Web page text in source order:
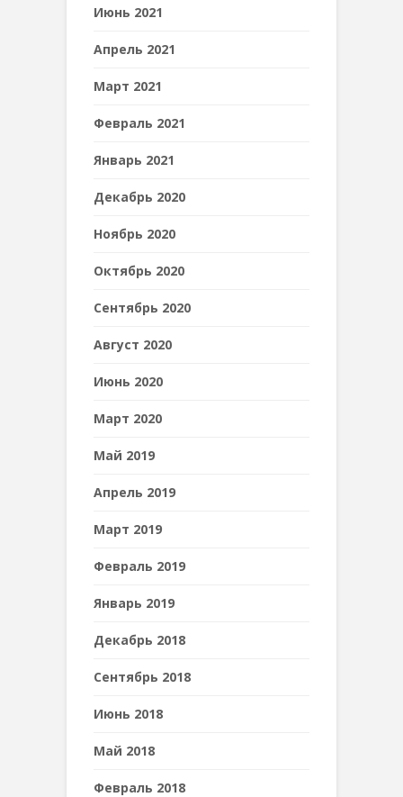
Июнь 2021
Апрель 2021
Март 2021
Февраль 2021
Январь 2021
Декабрь 2020
Ноябрь 2020
Октябрь 2020
Сентябрь 2020
Август 2020
Июнь 2020
Март 2020
Май 2019
Апрель 2019
Март 2019
Февраль 2019
Январь 2019
Декабрь 2018
Сентябрь 2018
Июнь 2018
Май 2018
Февраль 2018